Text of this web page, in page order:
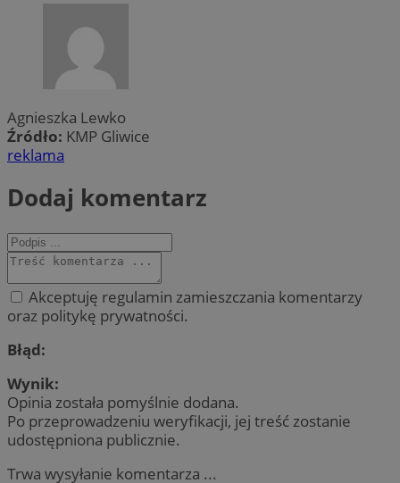
Agnieszka Lewko
Źródło: KMP Gliwice
reklama
Dodaj komentarz
Akceptuję regulamin zamieszczania komentarzy
oraz politykę prywatności.
Błąd:
Wynik:
Opinia została pomyślnie dodana.
Po przeprowadzeniu weryfikacji, jej treść zostanie
udostępniona publicznie.
Trwa wysyłanie komentarza ...